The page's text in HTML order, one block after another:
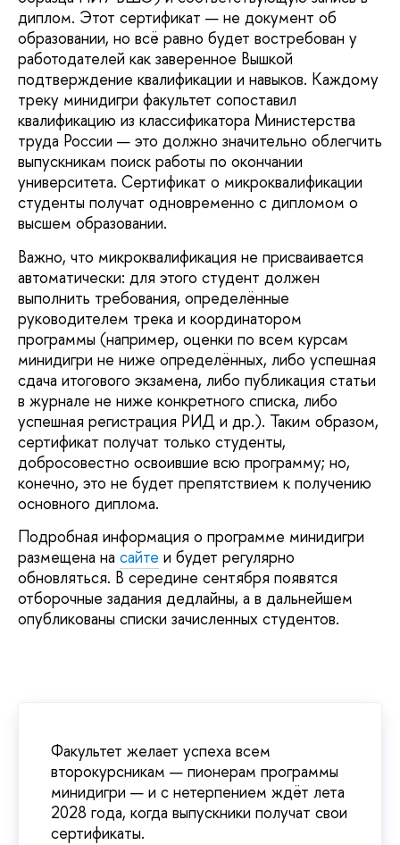
диплом. Этот сертификат — не документ об
образовании, но всё равно будет востребован у
работодателей как заверенное Вышкой
подтверждение квалификации и навыков. Каждому
треку минидигри факультет сопоставил
квалификацию из классификатора Министерства
труда России — это должно значительно облегчить
выпускникам поиск работы по окончании
университета. Сертификат о микроквалификации
студенты получат одновременно с дипломом о
высшем образовании.
Важно, что микроквалификация не присваивается
автоматически: для этого студент должен
выполнить требования, определённые
руководителем трека и координатором
программы (например, оценки по всем курсам
минидигри не ниже определённых, либо успешная
сдача итогового экзамена, либо публикация статьи
в журнале не ниже конкретного списка, либо
успешная регистрация РИД и др.). Таким образом,
сертификат получат только студенты,
добросовестно освоившие всю программу; но,
конечно, это не будет препятствием к получению
основного диплома.
Подробная информация о программе минидигри
размещена на сайте и будет регулярно
обновляться. В середине сентября появятся
отборочные задания дедлайны, а в дальнейшем
опубликованы списки зачисленных студентов.
Факультет желает успеха всем
второкурсникам — пионерам программы
минидигри — и с нетерпением ждёт лета
2028 года, когда выпускники получат свои
сертификаты.